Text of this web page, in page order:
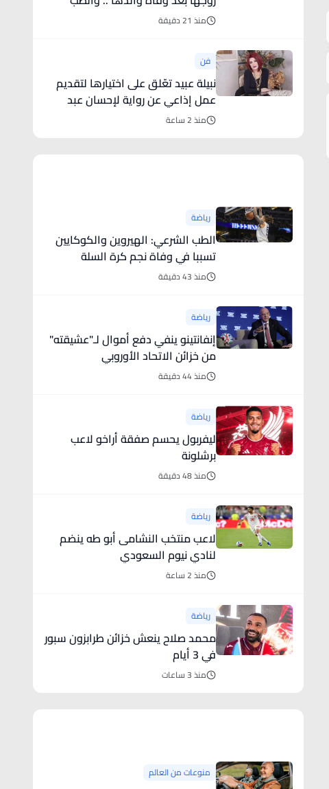
النفسي لم ينفعها
منذ 21 دقيقة
فن
نبيلة عبيد تعّلق على اختيارها لتقديم
عمل إذاعي عن رواية لإحسان عبد
القدوس
منذ 2 ساعة
رياضة
الطب الشرعي: الهيروين والكوكايين
تسببا في وفاة نجم كرة السلة
منذ 43 دقيقة
رياضة
إنفانتينو ينفي دفع أموال لـ"عشيقته"
من خزائن الاتحاد الأوروبي
منذ 44 دقيقة
رياضة
ليفربول يحسم صفقة أراخو لاعب
برشلونة
منذ 48 دقيقة
رياضة
لاعب منتخب النشامى أبو طه ينضم
لنادي نيوم السعودي
منذ 2 ساعة
رياضة
محمد صلاح ينعش خزائن طرابزون سبور
في 3 أيام
منذ 3 ساعات
منوعات من العالم